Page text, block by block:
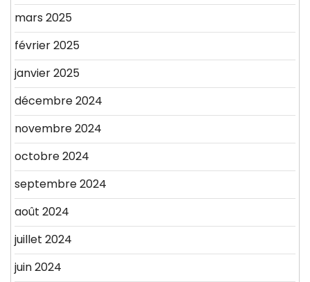
mars 2025
février 2025
janvier 2025
décembre 2024
novembre 2024
octobre 2024
septembre 2024
août 2024
juillet 2024
juin 2024